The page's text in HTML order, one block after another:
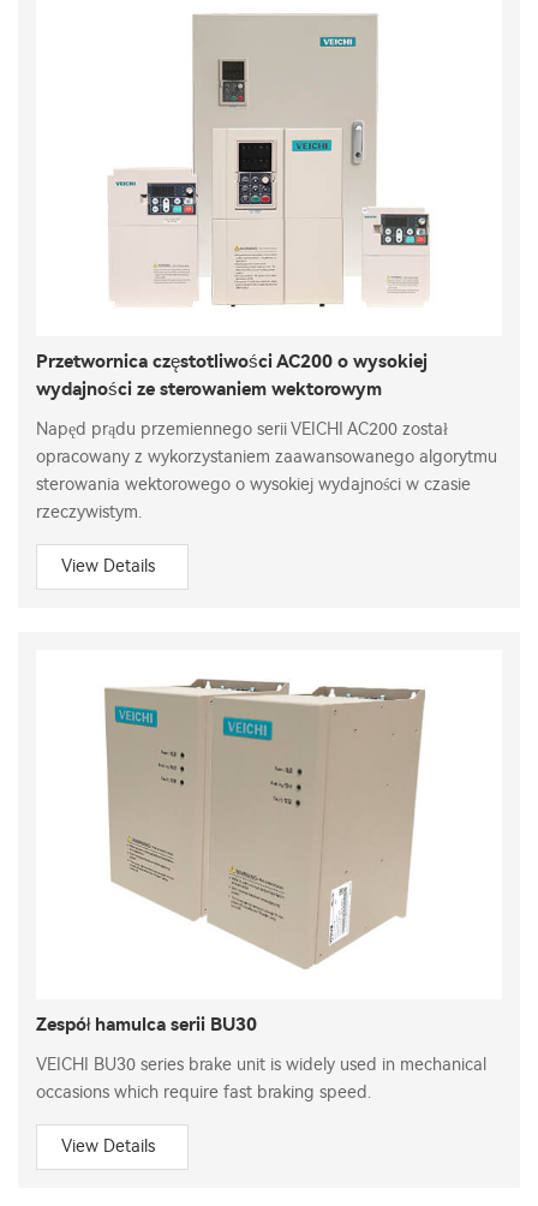
Przetwornica częstotliwości AC200 o wysokiej
wydajności ze sterowaniem wektorowym
Napęd prądu przemiennego serii VEICHI AC200 został
opracowany z wykorzystaniem zaawansowanego algorytmu
sterowania wektorowego o wysokiej wydajności w czasie
rzeczywistym.
View Details
Zespół hamulca serii BU30
VEICHI BU30 series brake unit is widely used in mechanical
occasions which require fast braking speed.
View Details